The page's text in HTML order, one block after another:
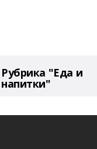
Рубрика "Еда и
напитки"